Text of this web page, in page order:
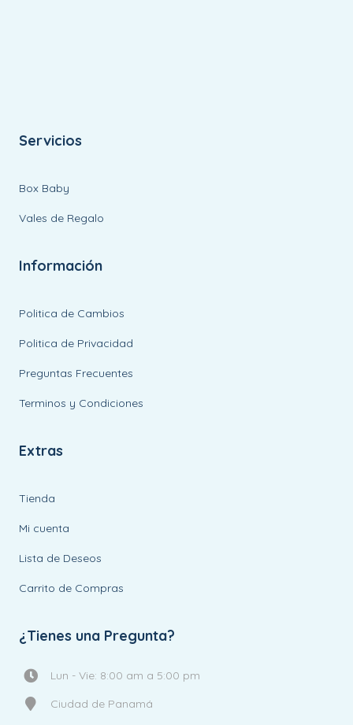
Servicios
Box Baby
Vales de Regalo
Información
Politica de Cambios
Politica de Privacidad
Preguntas Frecuentes
Terminos y Condiciones
Extras
Tienda
Mi cuenta
Lista de Deseos
Carrito de Compras
¿Tienes una Pregunta?
Lun - Vie: 8:00 am a 5:00 pm
Ciudad de Panamá